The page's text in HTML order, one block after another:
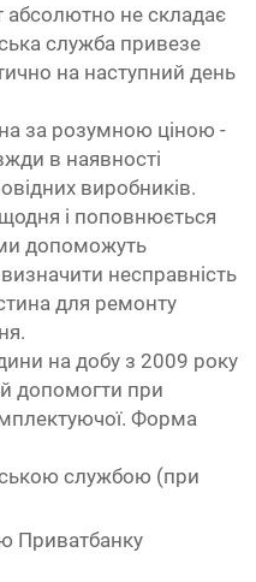
абсолютно не складає
служба привезе
на наступний день
за розумною ціною -
в наявності
виробників.
і поповнюється
допоможуть
визначити несправність
для ремонту
на добу з 2009 року
допомогти при
Форма
службою (при
Приватбанку